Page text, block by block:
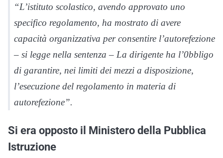
“L’istituto scolastico, avendo approvato uno
specifico regolamento, ha mostrato di avere
capacità organizzativa per consentire l’autorefezione
– si legge nella sentenza – La dirigente ha l’0bbligo
di garantire, nei limiti dei mezzi a disposizione,
l’esecuzione del regolamento in materia di
autorefezione”.
Si era opposto il Ministero della Pubblica
Istruzione